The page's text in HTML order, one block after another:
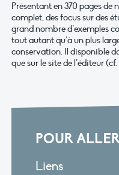
Présentant en 370 pages
complet, des focus sur des
grand nombre d’exemples
tout autant qu’à un plus
conservation. Il disponible
que sur le site de l’éditeur
POUR
Liens